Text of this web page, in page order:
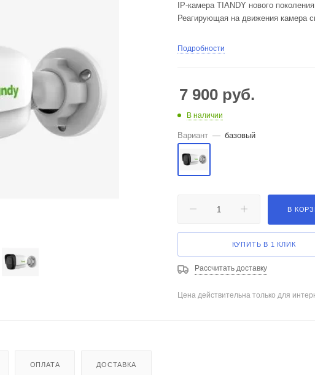
IP-камера TIANDY нового
Реагирующая на движения камера
Подробности
7 900 руб.
В наличии
Вариант — базовый
В
КУПИТЬ В 1 КЛИК
Рассчитать доставку
Цена действительна только для
ОПЛАТА ДОСТАВКА